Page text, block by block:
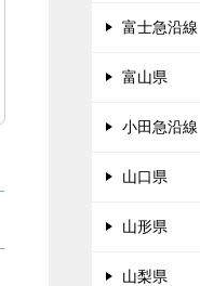
富士急沿線
富山県
小田急沿線
山口県
山形県
山梨県